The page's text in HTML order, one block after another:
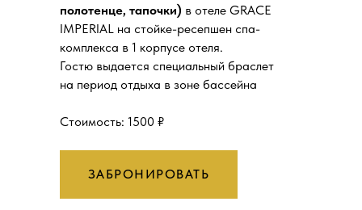
полотенце, тапочки) в отеле GRACE
IMPERIAL на стойке-ресепшен спа-
комплекса в 1 корпусе отеля.
Гостю выдается специальный браслет
на период отдыха в зоне бассейна
Стоимость: 1500 ₽
ЗАБРОНИРОВАТЬ